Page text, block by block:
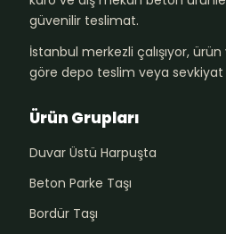
güvenilir teslimat.
İstanbul merkezli çalışıyor,
göre depo teslim veya
Ürün Grupları
Duvar Üstü Harpuşta
Beton Parke Taşı
Bordür Taşı